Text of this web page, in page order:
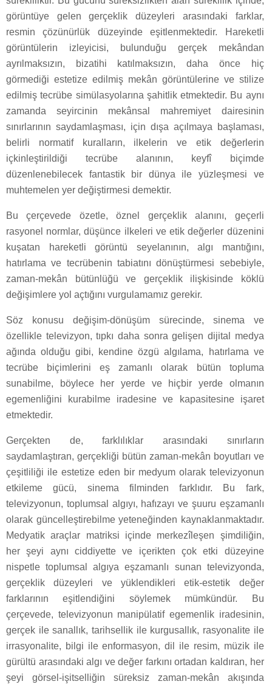
görüntüye gelen gerçeklik düzeyleri arasındaki farklar,
resmin çözünürlük düzeyinde eşitlenmektedir. Hareketli
görüntülerin izleyicisi, bulunduğu gerçek mekândan
ayrılmaksızın, bizatihi katılmaksızın, daha önce hiç
görmediği estetize edilmiş mekân görüntülerine ve stilize
edilmiş tecrübe simülasyolarına şahitlik etmektedir. Bu aynı
zamanda seyircinin mekânsal mahremiyet dairesinin
sınırlarının saydamlaşması, için dışa açılmaya başlaması,
belirli normatif kuralların, ilkelerin ve etik değerlerin
içkinleştirildiği tecrübe alanının, keyfî biçimde
düzenlenebilecek fantastik bir dünya ile yüzleşmesi ve
muhtemelen yer değiştirmesi demektir.
Bu çerçevede özetle, öznel gerçeklik alanını, geçerli
rasyonel normlar, düşünce ilkeleri ve etik değerler düzenini
kuşatan hareketli görüntü seyelanının, algı mantığını,
hatırlama ve tecrübenin tabiatını dönüştürmesi sebebiyle,
zaman-mekân bütünlüğü ve gerçeklik ilişkisinde köklü
değişimlere yol açtığını vurgulamamız gerekir.
Söz konusu değişim-dönüşüm sürecinde, sinema ve
özellikle televizyon, tıpkı daha sonra gelişen dijital medya
ağında olduğu gibi, kendine özgü algılama, hatırlama ve
tecrübe biçimlerini eş zamanlı olarak bütün topluma
sunabilme, böylece her yerde ve hiçbir yerde olmanın
egemenliğini kurabilme iradesine ve kapasitesine işaret
etmektedir.
Gerçekten de, farklılıklar arasındaki sınırların
saydamlaştıran, gerçekliği bütün zaman-mekân boyutları ve
çeşitliliği ile estetize eden bir medyum olarak televizyonun
etkileme gücü, sinema filminden farklıdır. Bu fark,
televizyonun, toplumsal algıyı, hafızayı ve şuuru eşzamanlı
olarak güncelleştirebilme yeteneğinden kaynaklanmaktadır.
Medyatik araçlar matriksi içinde merkezîleşen şimdiliğin,
her şeyi aynı ciddiyette ve içerikten çok etki düzeyine
nispetle toplumsal algıya eşzamanlı sunan televizyonda,
gerçeklik düzeyleri ve yüklendikleri etik-estetik değer
farklarının eşitlendiğini söylemek mümkündür. Bu
çerçevede, televizyonun manipülatif egemenlik iradesinin,
gerçek ile sanallık, tarihsellik ile kurgusallık, rasyonalite ile
irrasyonalite, bilgi ile enformasyon, dil ile resim, müzik ile
gürültü arasındaki algı ve değer farkını ortadan kaldıran, her
şeyi görsel-işitselliğin süreksiz zaman-mekân akışında